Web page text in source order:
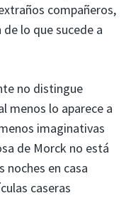
compañeros,
lo que sucede a
no distingue
menos lo aparece a
imaginativas
de Morck no está
noches en casa
caseras